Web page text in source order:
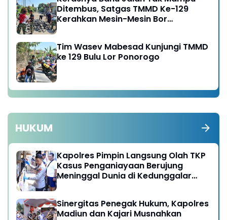
Ditembus, Satgas TMMD Ke-129
Kerahkan Mesin-Mesin Bor
Tim Wasev Mabesad Kunjungi TMMD
ke 129 Bulu Lor Ponorogo
HUKUM
Kapolres Pimpin Langsung Olah TKP
Kasus Penganiayaan Berujung
Meninggal Dunia di Kedunggalar
Sinergitas Penegak Hukum, Kapolres
Madiun dan Kajari Musnahkan